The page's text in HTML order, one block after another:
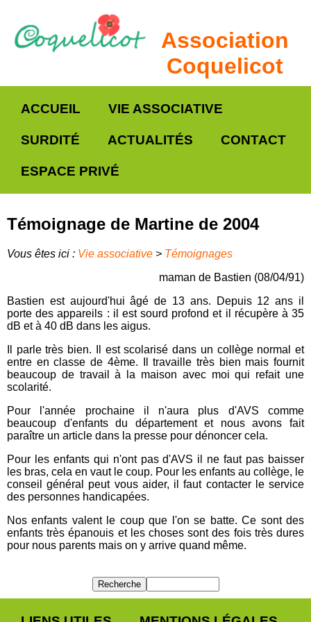
Association
Coquelicot
ACCUEIL VIE ASSOCIATIVE
SURDITÉ ACTUALITÉS CONTACT
ESPACE PRIVÉ
Témoignage de Martine de 2004
Vous êtes ici : Vie associative > Témoignages
maman de Bastien (08/04/91)
Bastien est aujourd'hui âgé de 13 ans. Depuis 12 ans il
porte des appareils : il est sourd profond et il récupère à 35
dB et à 40 dB dans les aigus.
Il parle très bien. Il est scolarisé dans un collège normal et
entre en classe de 4ème. Il travaille très bien mais fournit
beaucoup de travail à la maison avec moi qui refait une
scolarité.
Pour l'année prochaine il n'aura plus d'AVS comme
beaucoup d'enfants du département et nous avons fait
paraître un article dans la presse pour dénoncer cela.
Pour les enfants qui n'ont pas d'AVS il ne faut pas baisser
les bras, cela en vaut le coup. Pour les enfants au collège, le
conseil général peut vous aider, il faut contacter le service
des personnes handicapées.
Nos enfants valent le coup que l'on se batte. Ce sont des
enfants très épanouis et les choses sont des fois très dures
pour nous parents mais on y arrive quand même.